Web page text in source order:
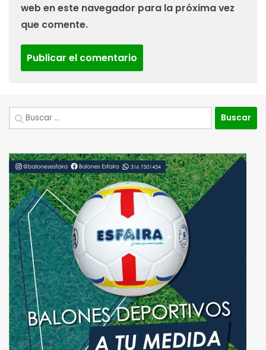
web en este navegador para la próxima vez
que comente.
Buscar: